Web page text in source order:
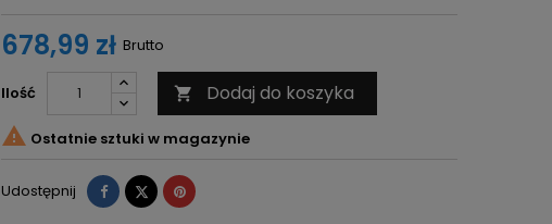
678,99 zł Brutto
Ilość  Dodaj do koszyka
 Ostatnie sztuki w magazynie
Udostępnij Udostępnij
TweetujPinterest